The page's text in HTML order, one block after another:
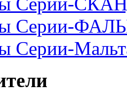
Серии-
Серии-